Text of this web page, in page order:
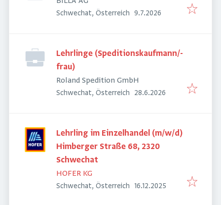
Schwechat, Österreich Veröffentlicht
9.7.2026
Lehrlinge (Speditionskaufmann/-
frau)
Roland Spedition GmbH
Schwechat, Österreich Veröffentlicht
28.6.2026
Lehrling im Einzelhandel (m/w/d)
Himberger Straße 68, 2320
Schwechat
HOFER KG
Schwechat, Österreich Veröffentlicht
16.12.2025